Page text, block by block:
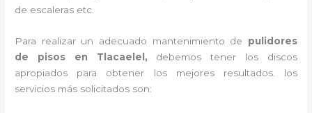
de escaleras etc.
Para realizar un adecuado mantenimiento de pulidores
de pisosen Tlacaelel, debemos tener los discos
apropiados para obtener los mejores resultados. los
servicios más solicitados son: